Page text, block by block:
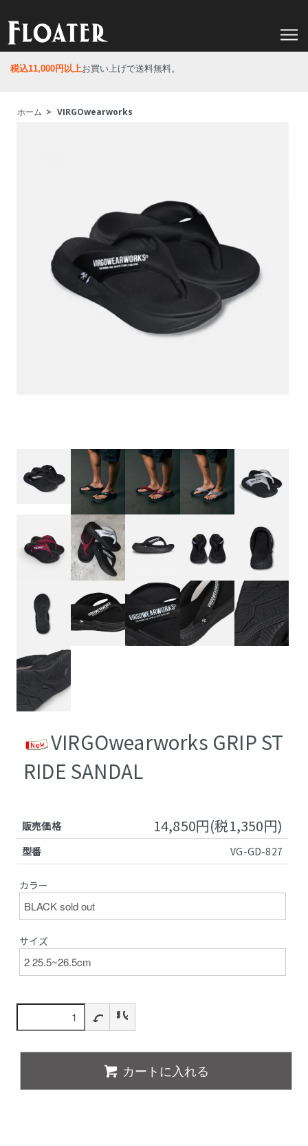
税込11,000円以上お買い上げで送料無料。
ホーム > VIRGOwearworks
VIRGOwearworks GRIP ST
RIDE SANDAL
販売価格 14,850円(税1,350円)
型番 VG-GD-827
カラー
サイズ
カートに入れる